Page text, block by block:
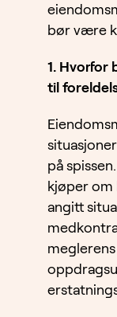
bør være
1. Hvorfor
til
på
kjøper om
angitt